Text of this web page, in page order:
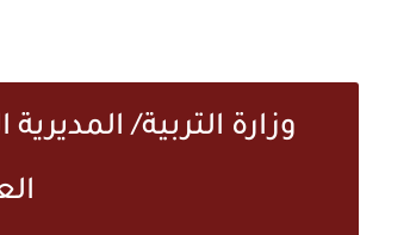
وزارة التربية/